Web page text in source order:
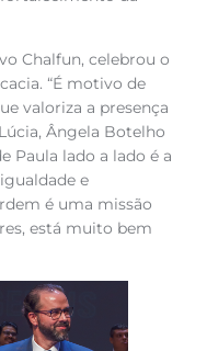
Chalfun, celebrou o
“É motivo de
valoriza a presença
Ângela Botelho
Paula lado a lado é a
e
é uma missão
está muito bem